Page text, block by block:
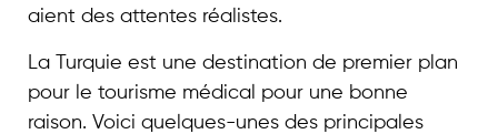
aient des attentes réalistes.
La Turquie est une destination de premier plan
pour le tourisme médical pour une bonne
raison. Voici quelques-unes des principales